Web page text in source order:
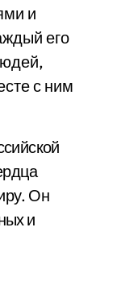
и
его
с ним
Он
и